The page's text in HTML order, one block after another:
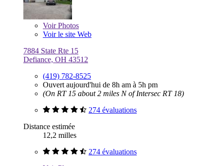
VoirPhotos
Voir le site Web
7884 State Rte 15
Defiance, OH 43512
(419) 782-8525
Ouvert aujourd'hui de 8h am à 5h pm
(On RT 15 about 2 miles N of Intersec RT 18)
274 évaluations
Distance estimée
12,2 milles
274 évaluations